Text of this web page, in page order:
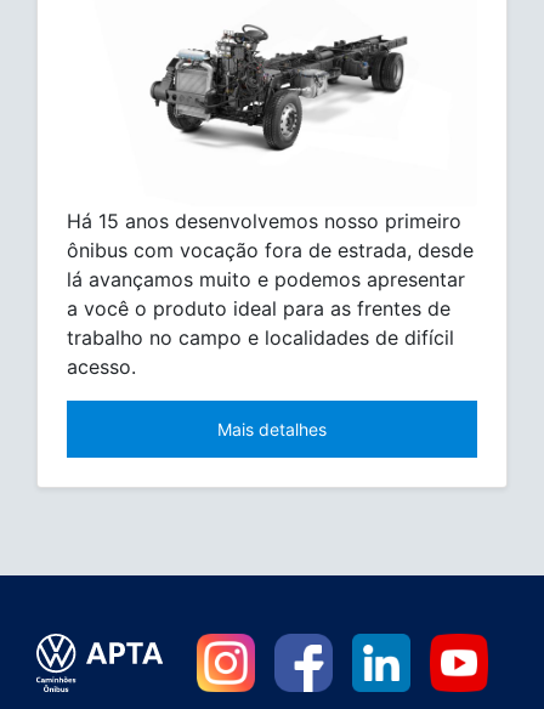
Há 15 anos desenvolvemos nosso primeiro
ônibus com vocação fora de estrada, desde
lá avançamos muito e podemos apresentar
a você o produto ideal para as frentes de
trabalho no campo e localidades de difícil
acesso.
Mais detalhes